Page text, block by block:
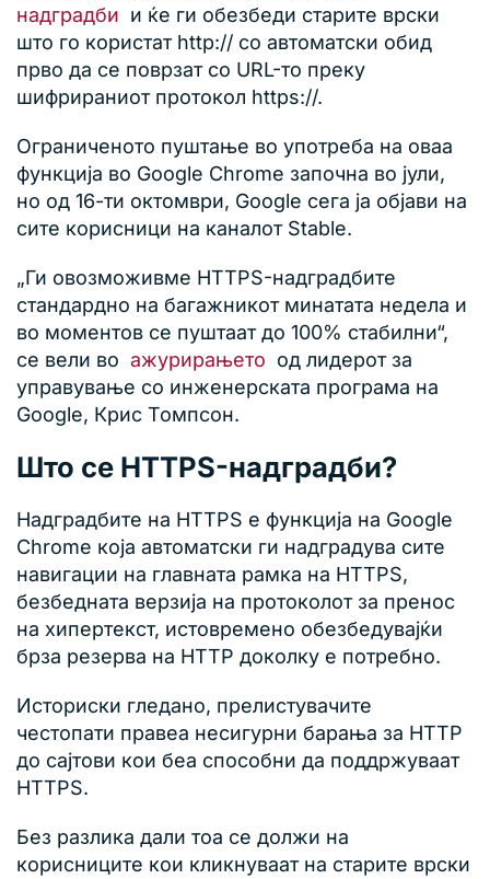
надградби и ќе ги обезбеди старите врски
што го користат http:// со автоматски обид
прво да се поврзат со URL-то преку
шифрираниот протокол https://.
Ограниченото пуштање во употреба на оваа
функција во Google Chrome започна во јули,
но од 16-ти октомври, Google сега ја објави на
сите корисници на каналот Stable.
„Ги овозможивме HTTPS-надградбите
стандардно на багажникот минатата недела и
во моментов се пуштаат до 100% стабилни“,
се вели во ажурирањето од лидерот за
управување со инженерската програма на
Google, Крис Томпсон.
Што се HTTPS-надградби?
Надградбите на HTTPS е функција на Google
Chrome која автоматски ги надградува сите
навигации на главната рамка на HTTPS,
безбедната верзија на протоколот за пренос
на хипертекст, истовремено обезбедувајќи
брза резерва на HTTP доколку е потребно.
Историски гледано, прелистувачите
честопати правеа несигурни барања за HTTP
до сајтови кои беа способни да поддржуваат
HTTPS.
Без разлика дали тоа се должи на
корисниците кои кликнуваат на старите врски